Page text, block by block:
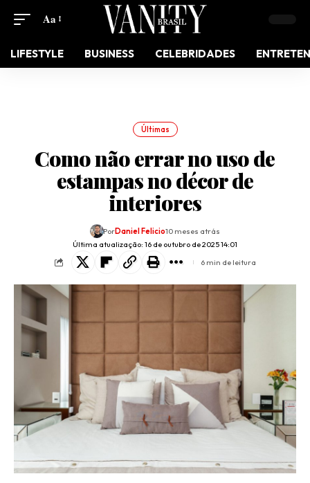
Aa
LIFESTYLE BUSINESS CELEBRIDADES
Últimas
Como não errar no uso de
estampas no décor de
interiores
Última atualização: 16 de outubro de 2025 14:01
PorDaniel Felicio10 meses atrás
6 min de leitura